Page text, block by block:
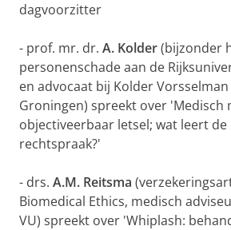
dagvoorzitter
- prof. mr. dr. A. Kolder(bijzonder
personenschade aan de
en advocaat bij Kolder
Groningen) spreekt over 'Medisch
objectiveerbaar letsel; wat leert
rechtspraak?'
- drs. A.M. Reitsma
Biomedical Ethics, medisch
VU) spreekt over 'Whiplash: